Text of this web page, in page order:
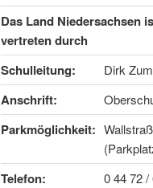
Das Land Niedersachsen
vertreten durch
Schulleitung:
Dirk
Anschrift:
Parkmöglichkeit:
Telefon: 0 44 72 /